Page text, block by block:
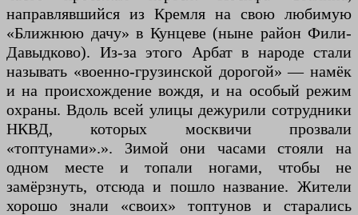
направлявшийся из Кремля на свою любимую
«Ближнюю дачу» в Кунцеве (ныне район Фили-
Давыдково). Из-за этого Арбат в народе стали
называть «военно-грузинской дорогой» — намёк
и на происхождение вождя, и на особый режим
охраны. Вдоль всей улицы дежурили сотрудники
НКВД, которых москвичи прозвали
«топтунами».». Зимой они часами стояли на
одном месте и топали ногами, чтобы не
замёрзнуть, отсюда и пошло название. Жители
хорошо знали «своих» топтунов и старались